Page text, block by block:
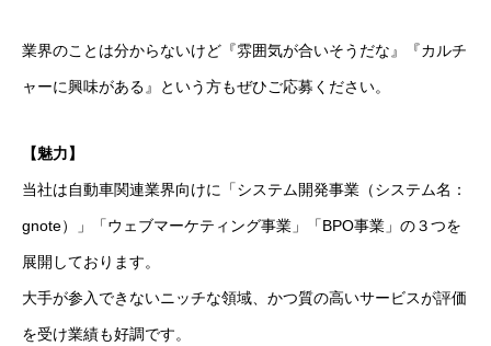
業界のことは分からないけど『雰囲気が合いそうだな』『カルチ
ャーに興味がある』という方もぜひご応募ください。
【魅力】
当社は自動車関連業界向けに「システム開発事業（システム名：
gnote）」「ウェブマーケティング事業」「BPO事業」の３つを
展開しております。
大手が参入できないニッチな領域、かつ質の高いサービスが評価
を受け業績も好調です。